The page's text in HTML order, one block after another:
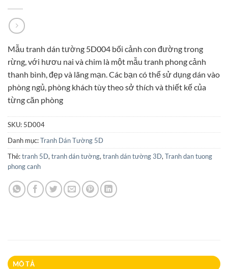
Mẫu tranh dán tường 5D004 bối cảnh con đường trong
rừng, với hươu nai và chim là một mẫu tranh phong cảnh
thanh bình, đẹp và lãng mạn. Các bạn có thể sử dụng dán vào
phòng ngủ, phòng khách tùy theo sở thích và thiết kế của
từng căn phòng
SKU: 5D004
Danh mục:Tranh Dán Tường 5D
Thẻ:tranh 5D,tranh dán tường,tranh dán tường 3D,Tranh dan tuong
phong canh
MÔ TẢ